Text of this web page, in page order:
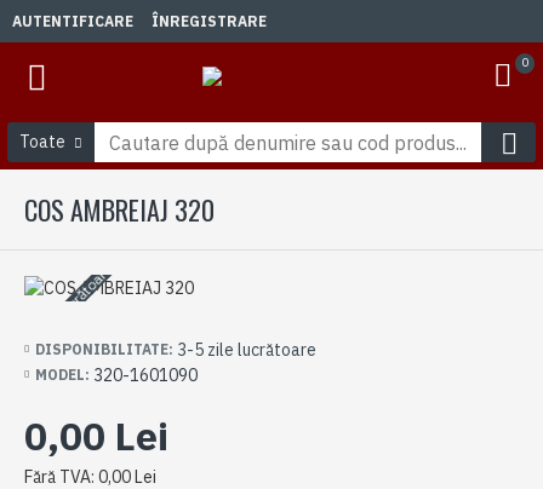
AUTENTIFICARE ÎNREGISTRARE
0
Toate
COS AMBREIAJ 320
3-5 zile lucrătoare
DISPONIBILITATE: 3-5 zile lucrătoare
MODEL: 320-1601090
0,00 Lei
Fără TVA: 0,00 Lei